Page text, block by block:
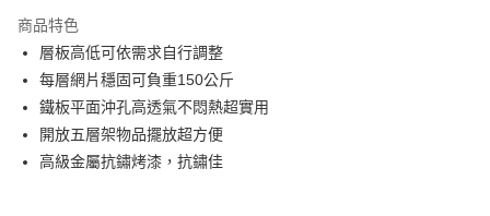
全盈+PAY
ATM付款
運送方式
商品特色
層板高低可依需求自行調整
每層網片穩固可負重150公斤
鐵板平面沖孔高透氣不悶熱超實用
開放五層架物品擺放超方便
高級金屬抗鏽烤漆，抗鏽佳